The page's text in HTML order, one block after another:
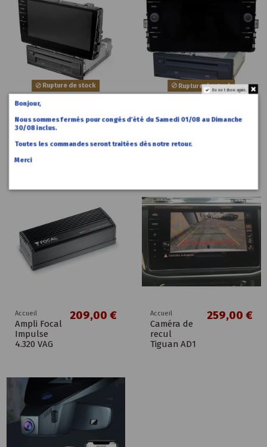
Rupture de stock
Accueil
Discover Pro V3 MIB 2.5
5NA035043
1 890,00 €
Rupture de stock
Discover
2.5 OEM VW
3Q0035874
Accueil
Ampli Focal
Impulse
4.320 VAG
209,00 € Accueil
Caméra de
recul
Tiguan AD1
259,00 €
Do not show again.
Bonjour,
Nous sommes fermés pour congés d’été du Samedi 01/08 au Dimanche
30/08 inclus.
Toutes les commandes seront traitées dès notre retour.
Merci